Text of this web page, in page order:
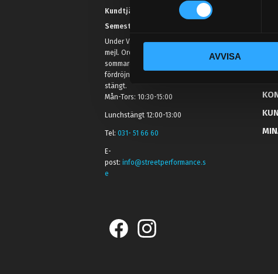
t
y
c
k
v
a
AVVISA
Kundtjänst telefon:
Semestertider.
Under V.27 - V.33 nås vi enbart på
mejl. Ordrar skickas under
sommaren men med viss
fördröjning. 2/7 -9/7 är det helt
stängt.
Mån-Tors: 10:30-15:00
Lunchstängt 12:00-13:00
Tel:031- 51 66 60
E-
post:info@streetperformance.s
e